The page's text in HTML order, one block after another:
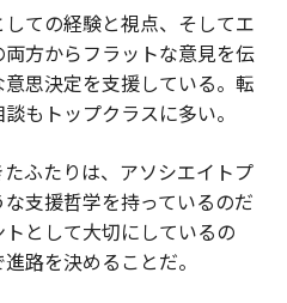
ての経験と視点、そしてエ
方からフラットな意見を伝
思決定を支援している。転
もトップクラスに多い。
ふたりは、アソシエイトプ
支援哲学を持っているのだ
として大切にしているの
路を決めることだ。